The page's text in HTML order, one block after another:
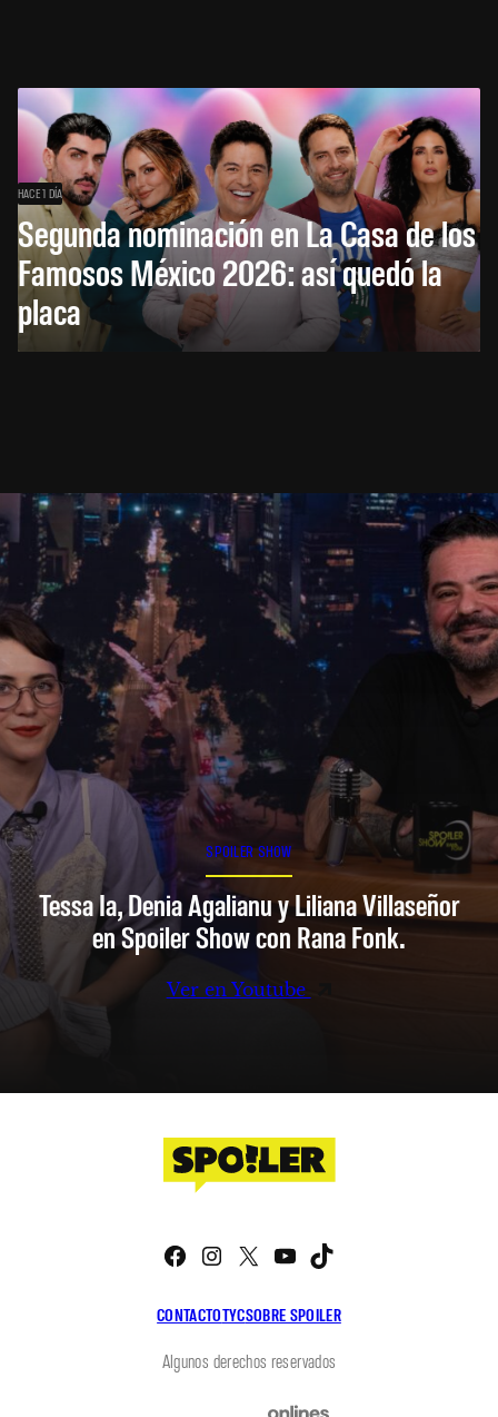
HACE 1 DÍA
Segunda nominación en La Casa de los
Famosos México 2026: así quedó la
placa
SPOILER SHOW
Tessa Ia, Denia Agalianu y Liliana Villaseñor
en Spoiler Show con Rana Fonk.
Ver en Youtube
CONTACTOTYCSOBRE SPOILER
Facebook
Instagram
X YouTube
Algunos derechos reservados